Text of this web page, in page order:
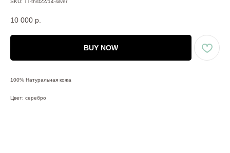
SKU: TT-thst22/14-silver
10 000 р.
BUY NOW
100% Натуральная кожа
Цвет: серебро